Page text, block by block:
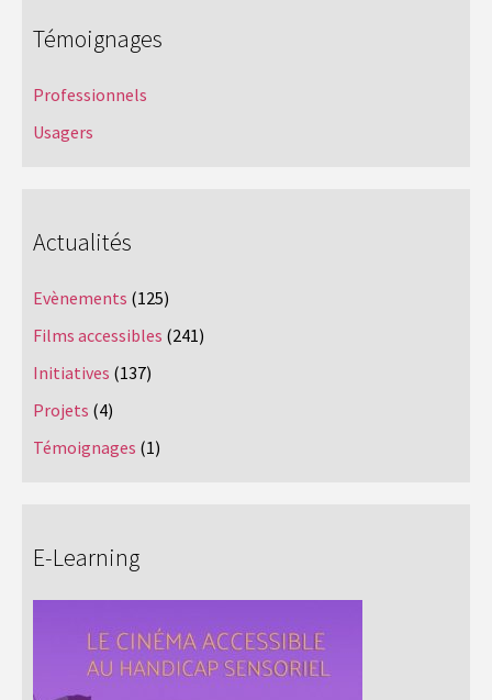
Témoignages
Professionnels
Usagers
Actualités
Evènements (125)
Films accessibles (241)
Initiatives (137)
Projets (4)
Témoignages (1)
E-Learning